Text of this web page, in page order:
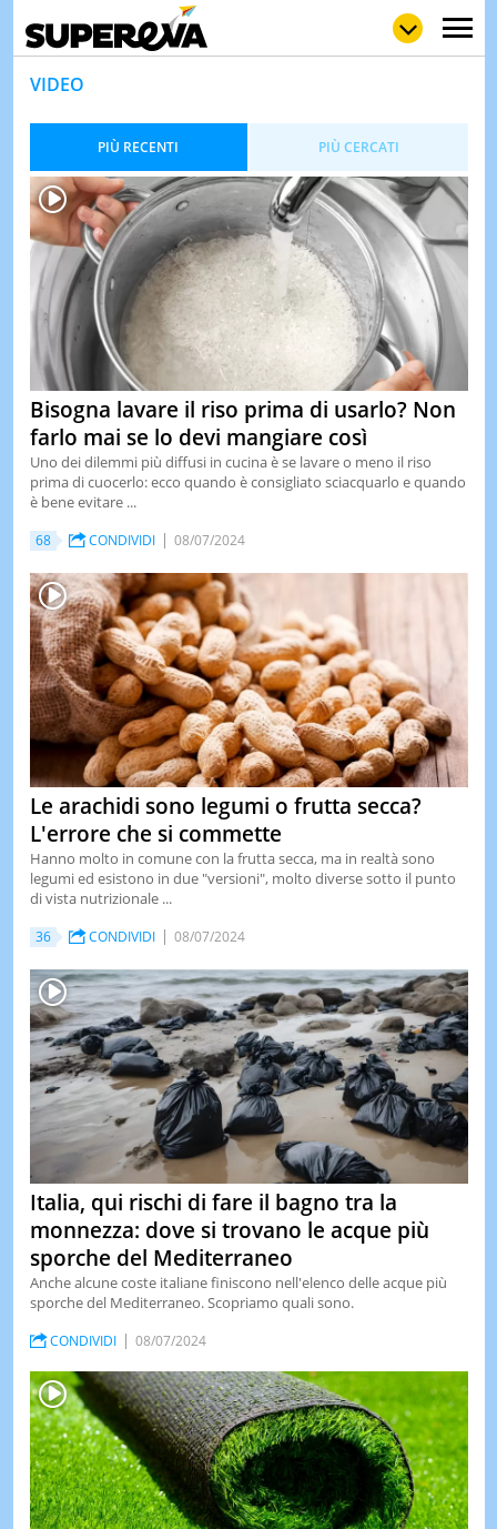
WOW
POP
STORIE
VIDEO
& TV
QUIZ
&
TEST
&
IERI
VIDEO
PIÙ RECENTI PIÙ CERCATI
Bisogna lavare il riso prima di usarlo? Non
farlo mai se lo devi mangiare così
Uno dei dilemmi più diffusi in cucina è se lavare o meno il riso
prima di cuocerlo: ecco quando è consigliato sciacquarlo e quando
è bene evitare ...
68 CONDIVIDI 08/07/2024
Le arachidi sono legumi o frutta secca?
L'errore che si commette
Hanno molto in comune con la frutta secca, ma in realtà sono
legumi ed esistono in due "versioni", molto diverse sotto il punto
di vista nutrizionale ...
36 CONDIVIDI 08/07/2024
Italia, qui rischi di fare il bagno tra la
monnezza: dove si trovano le acque più
sporche del Mediterraneo
Anche alcune coste italiane finiscono nell'elenco delle acque più
sporche del Mediterraneo. Scopriamo quali sono.
CONDIVIDI 08/07/2024